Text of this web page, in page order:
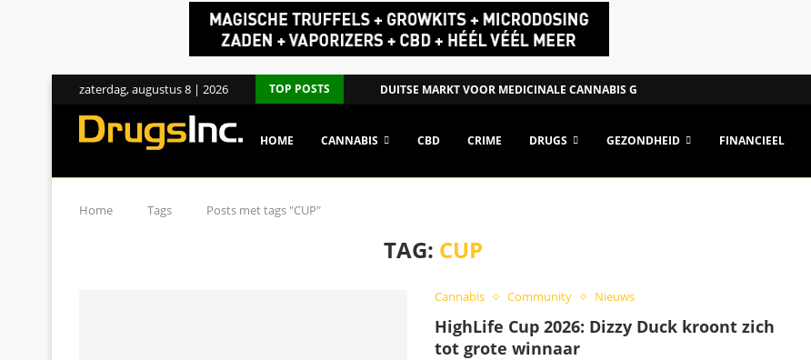
zaterdag, augustus 8 | 2026 TOP POSTS DUITSE MARKT VOOR MEDICINALE CANNABIS GROEIT NAAR €1,15...
HOME CANNABIS CBD CRIME DRUGS GEZONDHEID FINANCIEEL
Home Tags Posts met tags "CUP"
TAG: CUP
Cannabis Community Nieuws
HighLife Cup 2026: Dizzy Duck kroont zich
tot grote winnaar